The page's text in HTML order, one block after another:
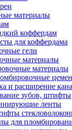
материалы
коффердам
для коффердама
гели
материалы
материалы
и расширение
зубов, штифты
ленты
для